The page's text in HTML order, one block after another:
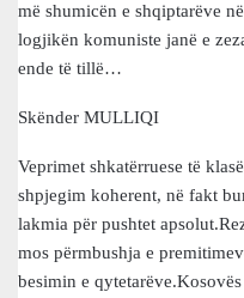
më shumicën e shqiptarëve
logjikën komuniste janë e
ende të tillë…
Skënder MULLIQI
Veprimet shkatërruese të
shpjegim koherent, në fakt
lakmia për pushtet
mos përmbushja e
besimin e